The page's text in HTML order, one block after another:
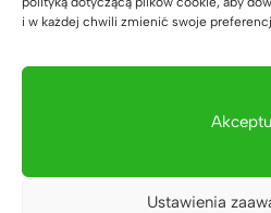
i w każdej chwili zmienić swoje
Ustawienia